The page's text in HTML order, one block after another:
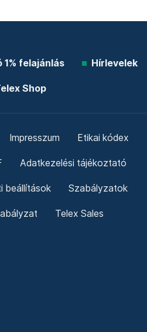
1% felajánlás Hírlevelek
Shop
Impresszum Etikai kódex
Adatkezelési tájékoztató
beállítások Szabályzatok
Telex Sales